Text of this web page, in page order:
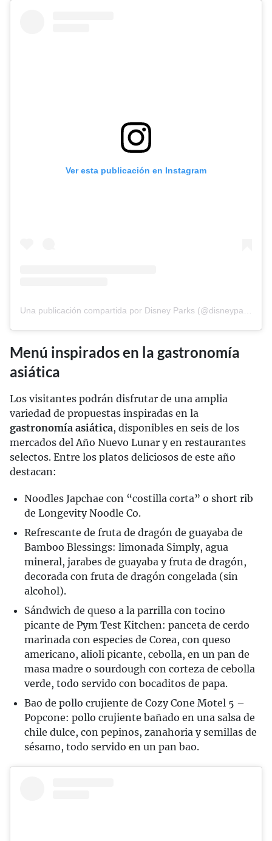
Ver esta publicación en Instagram
Menú inspirados en la gastronomía
asiática
Los visitantes podrán disfrutar de una amplia
variedad de propuestas inspiradas en la
gastronomía asiática, disponibles en seis de los
mercados del Año Nuevo Lunar y en restaurantes
selectos. Entre los platos deliciosos de este año
destacan:
Noodles Japchae con “costilla corta” o short rib
de Longevity Noodle Co.
Refrescante de fruta de dragón de guayaba de
Bamboo Blessings: limonada Simply, agua
mineral, jarabes de guayaba y fruta de dragón,
decorada con fruta de dragón congelada (sin
alcohol).
Sándwich de queso a la parrilla con tocino
picante de Pym Test Kitchen: panceta de cerdo
marinada con especies de Corea, con queso
americano, alioli picante, cebolla, en un pan de
masa madre o sourdough con corteza de cebolla
verde, todo servido con bocaditos de papa.
Bao de pollo crujiente de Cozy Cone Motel 5 –
Popcone: pollo crujiente bañado en una salsa de
chile dulce, con pepinos, zanahoria y semillas de
sésamo, todo servido en un pan bao.